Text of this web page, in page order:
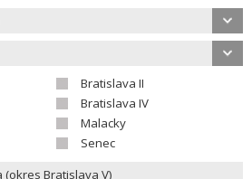
Bratislava II
Bratislava IV
Malacky
Senec